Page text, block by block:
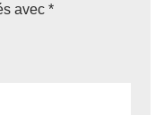
avec *